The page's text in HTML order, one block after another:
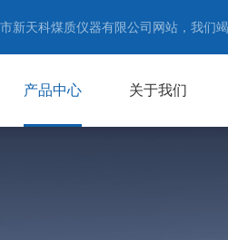
市新天科煤质仪器有限公司网站，我们
产品中心 关于我们